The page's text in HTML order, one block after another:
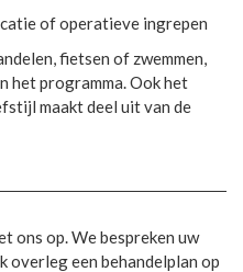
of operatieve ingrepen
fietsen of zwemmen,
het programma. Ook het
maakt deel uit van de
ons op. We bespreken uw
overleg een behandelplan op